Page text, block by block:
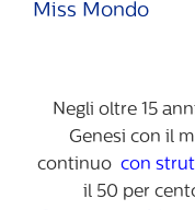
Miss Mondo
Negli oltre 15
Genesi con il
continuo con
il 50 per